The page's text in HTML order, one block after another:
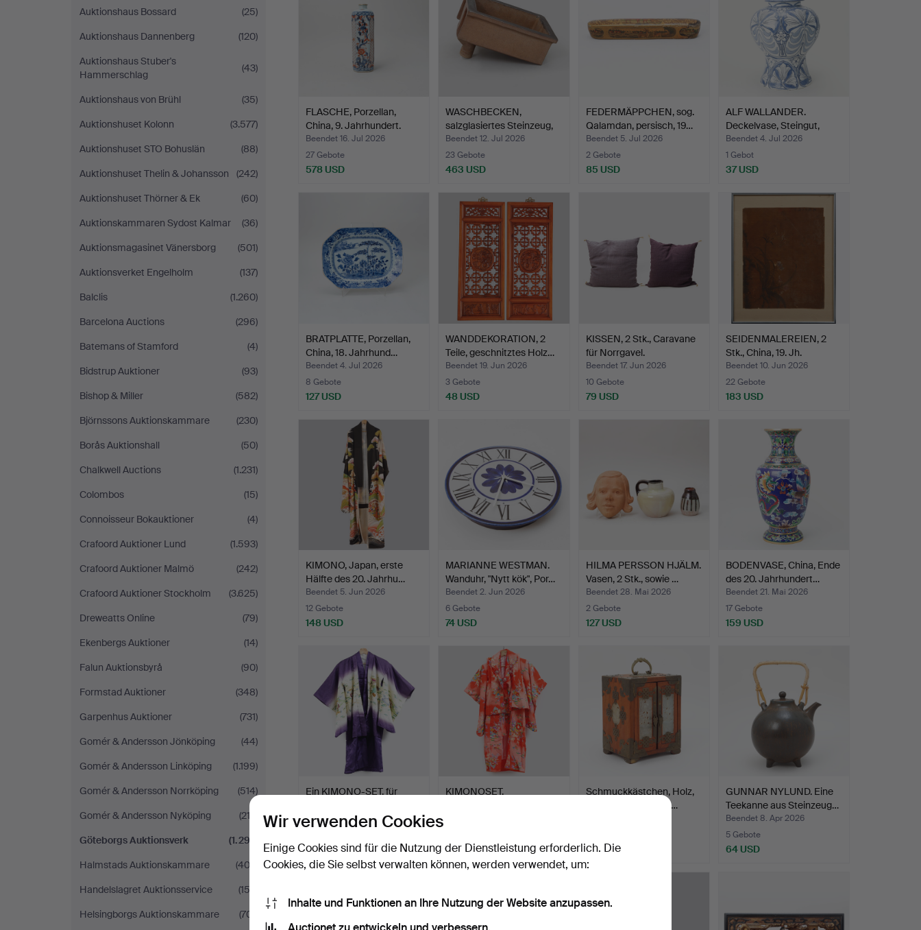
Auktionshaus Bossard
(25)
Auktionshaus Dannenberg
(120)
Auktionshaus Stuber's
Hammerschlag
(43)
Auktionshaus von Brühl
(35)
Auktionshuset Kolonn
(3.577)
Auktionshuset STO Bohuslän
(88)
Auktionshuset Thelin & Johansson
(242)
Auktionshuset Thörner & Ek
(60)
Auktionskammaren Sydost Kalmar
(36)
Auktionsmagasinet Vänersborg
(501)
Auktionsverket Engelholm
(137)
Balclis
(1.260)
Barcelona Auctions
(296)
Batemans of Stamford
(4)
Bidstrup Auktioner
(93)
Bishop & Miller
(582)
Björnssons Auktionskammare
(230)
Borås Auktionshall
(50)
Chalkwell Auctions
(1.231)
Colombos
(15)
Connoisseur Bokauktioner
(4)
Crafoord Auktioner Lund
(1.593)
Crafoord Auktioner Malmö
(242)
Crafoord Auktioner Stockholm
(3.625)
Dreweatts Online
(79)
Ekenbergs Auktioner
(14)
Falun Auktionsbyrå
(90)
Formstad Auktioner
(348)
Garpenhus Auktioner
(731)
Gomér & Andersson Jönköping
(44)
Gomér & Andersson Linköping
(1.199)
Gomér & Andersson Norrköping
(514)
Gomér & Andersson Nyköping
(212)
Göteborgs Auktionsverk
(1.297)
Halmstads Auktionskammare
(403)
Handelslagret Auktionsservice
(153)
Helsingborgs Auktionskammare
(701)
FLASCHE, Porzellan,
China, 9. Jahrhundert.
Beendet 16. Jul 2026
27 Gebote
578 USD
WASCHBECKEN,
salzglasiertes Steinzeug,
Hög…
Beendet 12. Jul 2026
23 Gebote
463 USD
FEDERMÄPPCHEN, sog.
Qalamdan, persisch, 19…
Beendet 5. Jul 2026
2 Gebote
85 USD
ALF WALLANDER.
Deckelvase, Steingut,
Rörst…
Beendet 4. Jul 2026
1 Gebot
37 USD
BRATPLATTE, Porzellan,
China, 18. Jahrhund…
Beendet 4. Jul 2026
8 Gebote
127 USD
WANDDEKORATION, 2
Teile, geschnitztes Holz…
Beendet 19. Jun 2026
3 Gebote
48 USD
KISSEN, 2 Stk., Caravane
für Norrgavel.
Beendet 17. Jun 2026
10 Gebote
79 USD
SEIDENMALEREIEN, 2
Stk., China, 19. Jh.
Beendet 10. Jun 2026
22 Gebote
183 USD
KIMONO, Japan, erste
Hälfte des 20. Jahrhu…
Beendet 5. Jun 2026
12 Gebote
148 USD
MARIANNE WESTMAN.
Wanduhr, "Nytt kök", Por…
Beendet 2. Jun 2026
6 Gebote
74 USD
HILMA PERSSON HJÄLM.
Vasen, 2 Stk., sowie …
Beendet 28. Mai 2026
2 Gebote
127 USD
BODENVASE, China, Ende
des 20. Jahrhundert…
Beendet 21. Mai 2026
17 Gebote
159 USD
Ein KIMONO-SET, für
Beendet 17. Apr 2026
53 USD
KIMONOSET,
53 USD
Schmuckkästchen, Holz,
Messing, Kunstzells…
69 USD
GUNNAR NYLUND. Eine
Teekanne aus Steinzeug…
Beendet 8. Apr 2026
5 Gebote
64 USD
Wir verwenden Cookies
Einige Cookies sind für die Nutzung der Dienstleistung erforderlich. Die
Cookies, die Sie selbst verwalten können, werden verwendet, um:
Inhalte und Funktionen an Ihre Nutzung der Website anzupassen.